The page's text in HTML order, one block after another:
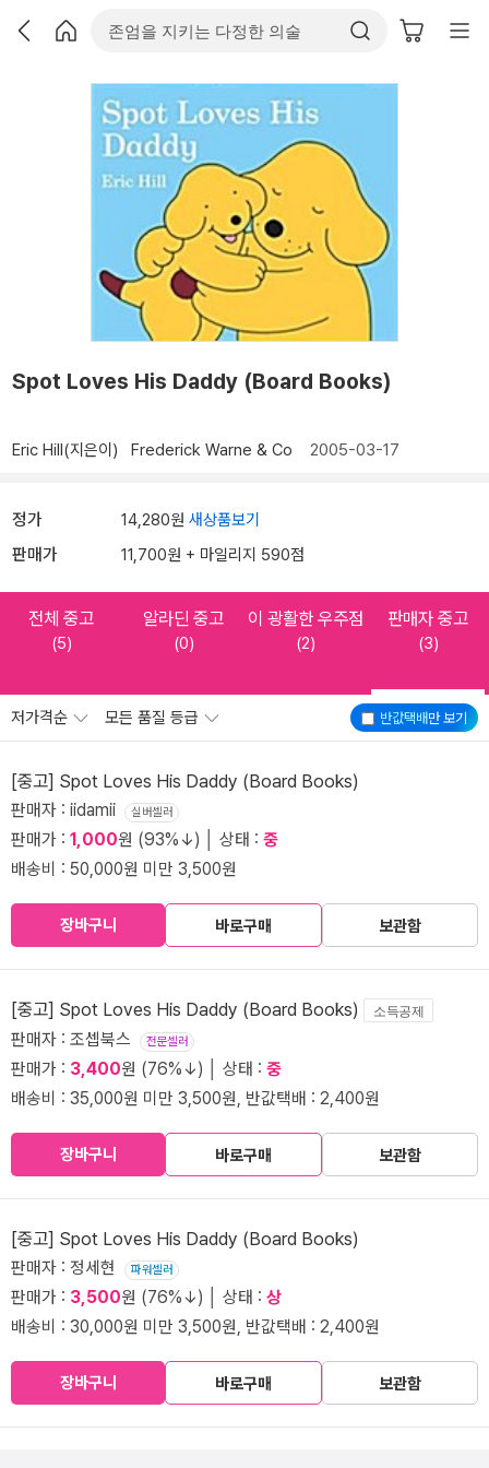
Spot Loves His Daddy (Board Books)
Eric Hill(지은이) Frederick Warne & Co 2005-03-17
정가 14,280원 새상품보기
판매가 11,700원 + 마일리지 590점
전체 중고
(5)
알라딘 중고
(0)
이 광활한 우주점
(2)
판매자 중고
(3)
반값택배만 보기
저가격순 모든 품질 등급
[중고] Spot Loves His Daddy (Board Books)
판매자 : iidamii 실버셀러
판매가 : 1,000원 (93%↓) │ 상태 : 중
배송비 : 50,000원 미만 3,500원
장바구니 바로구매 보관함
[중고] Spot Loves His Daddy (Board Books) 소득공제
판매자 : 조셉북스 전문셀러
판매가 : 3,400원 (76%↓) │ 상태 : 중
배송비 : 35,000원 미만 3,500원, 반값택배 : 2,400원
장바구니 바로구매 보관함
[중고] Spot Loves His Daddy (Board Books)
판매자 : 정세현 파워셀러
판매가 : 3,500원 (76%↓) │ 상태 : 상
배송비 : 30,000원 미만 3,500원, 반값택배 : 2,400원
장바구니 바로구매 보관함